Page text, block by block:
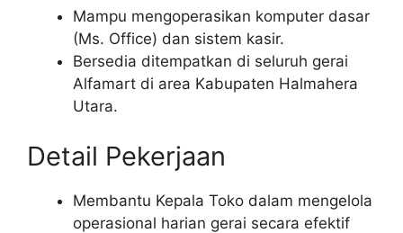
Mampu mengoperasikan komputer dasar
(Ms. Office) dan sistem kasir.
Bersedia ditempatkan di seluruh gerai
Alfamart di area Kabupaten Halmahera
Utara.
Detail Pekerjaan
Membantu Kepala Toko dalam mengelola
operasional harian gerai secara efektif